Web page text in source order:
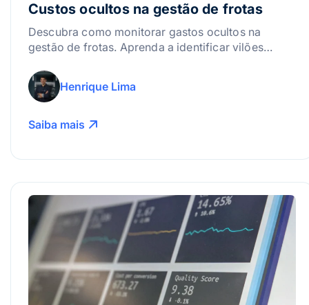
Custos ocultos na gestão de frotas
Descubra como monitorar gastos ocultos na
gestão de frotas. Aprenda a identificar vilões
operação hoje mesmo.
Henrique Lima
Saiba mais